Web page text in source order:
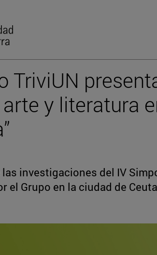
TriviUN
arte y literatura
las investigaciones del IV
el Grupo en la ciudad de Ceuta